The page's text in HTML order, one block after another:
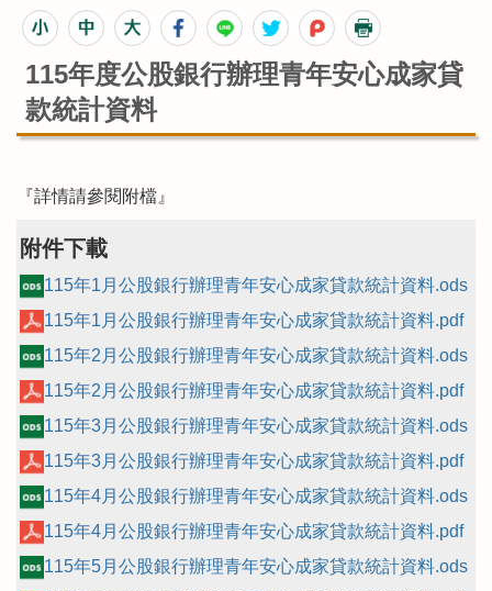
115年度公股銀行辦理青年安心成家貸
款統計資料
『詳情請參閱附檔』
附件下載
115年1月公股銀行辦理青年安心成家貸款統計資料.ods
115年1月公股銀行辦理青年安心成家貸款統計資料.pdf
115年2月公股銀行辦理青年安心成家貸款統計資料.ods
115年2月公股銀行辦理青年安心成家貸款統計資料.pdf
115年3月公股銀行辦理青年安心成家貸款統計資料.ods
115年3月公股銀行辦理青年安心成家貸款統計資料.pdf
115年4月公股銀行辦理青年安心成家貸款統計資料.ods
115年4月公股銀行辦理青年安心成家貸款統計資料.pdf
115年5月公股銀行辦理青年安心成家貸款統計資料.ods